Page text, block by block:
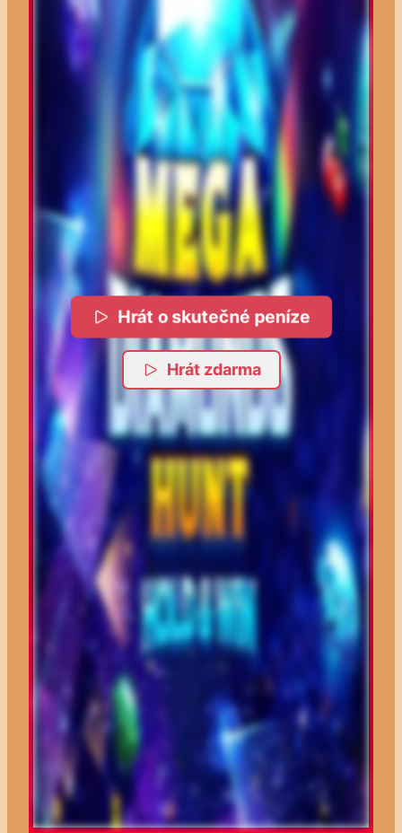
Hrát o skutečné peníze
Hrát zdarma